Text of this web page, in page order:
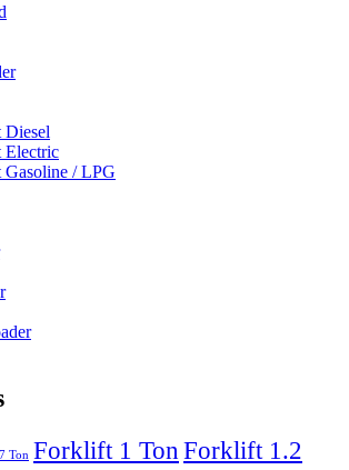
/ LPG
Ton Forklift 1 TonForklift 1.2